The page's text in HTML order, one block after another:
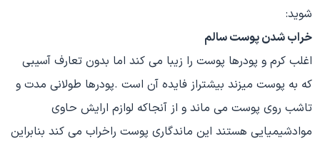
شوید:
خراب شدن پوست سالم
اغلب کرم و پودرها پوست را زیبا می کند اما بدون تعارف آسیبی
که به پوست میزند بیشتراز فایده آن است .پودرها طولانی مدت و
تاشب روی پوست می ماند و از آنجاکه لوازم ارایش حاوی
موادشیمیایی هستند این ماندگاری پوست راخراب می کند بنابراین